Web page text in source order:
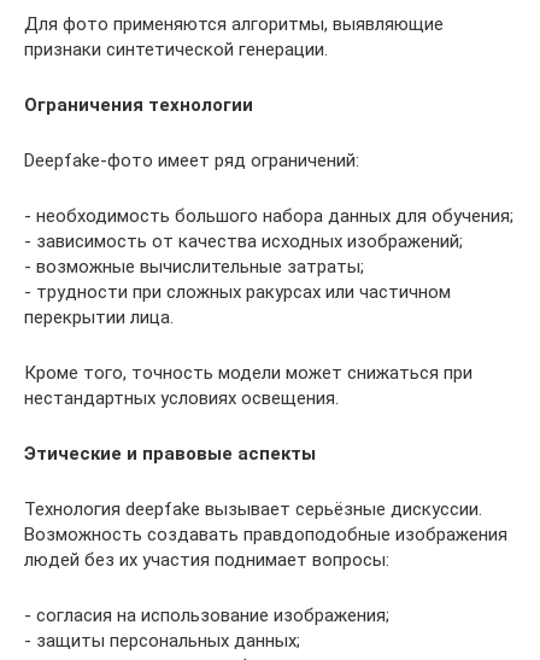
Для фото применяются алгоритмы, выявляющие
признаки синтетической генерации.
Ограничения технологии
Deepfake-фото имеет ряд ограничений:
- необходимость большого набора данных для обучения;
- зависимость от качества исходных изображений;
- возможные вычислительные затраты;
- трудности при сложных ракурсах или частичном
перекрытии лица.
Кроме того, точность модели может снижаться при
нестандартных условиях освещения.
Этические и правовые аспекты
Технология deepfake вызывает серьёзные дискуссии.
Возможность создавать правдоподобные изображения
людей без их участия поднимает вопросы:
- согласия на использование изображения;
- защиты персональных данных;